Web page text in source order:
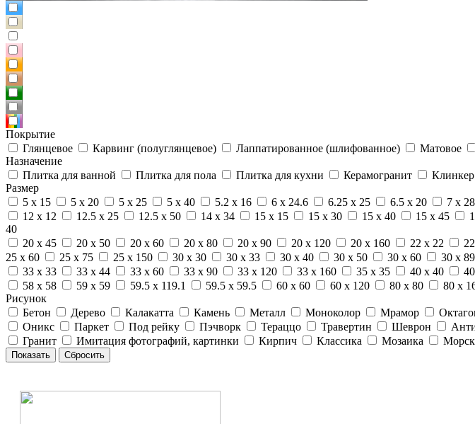
Покрытие
Глянцевое
Карвинг (полуглянцевое) Лаппатированное (шлифованное) Матовое
Назначение
Плитка для ванной
Плитка для пола Плитка для кухни Керамогранит Клинкер
Размер
5 x 15
5 x 20 5 x 25 5 x 40 5.2 x 16 6 x 24.6 6.25 x 25 6.5 x 20 7 x 28
12 x 12
12.5 x 25 12.5 x 50 14 x 34 15 x 15 15 x 30 15 x 40 15 x 45
40
20 x 45
20 x 50 20 x 60 20 x 80 20 x 90 20 x 120 20 x 160 22 x 22
25 x 60
25 x 75 25 x 150 30 x 30 30 x 33 30 x 40 30 x 50 30 x 60 30 x
33 x 33
33 x 44 33 x 60 33 x 90 33 x 120 33 x 160 35 x 35 40 x 40
58 x 58
59 x 59 59.5 x 119.1 59.5 x 59.5 60 x 60 60 x 120 80 x 80 80 x
Рисунок
Бетон
Дерево Калакатта Камень Металл Моноколор Мрамор
Оникс
Паркет Под рейку Пэчворк Тераццо Травертин Шеврон
Гранит
Имитация фотографий, картинки Кирпич Классика Мозаика